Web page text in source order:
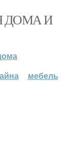
ДОМА И
мебель